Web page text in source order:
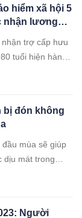
hiểm xã hội 5
nhận lương
trợ cấp hưu
tuổi hiện hành
xã hội một
tháng ngay khi
tuổi.
bị đón không
mùa sẽ giúp
dịu mát trong
Người